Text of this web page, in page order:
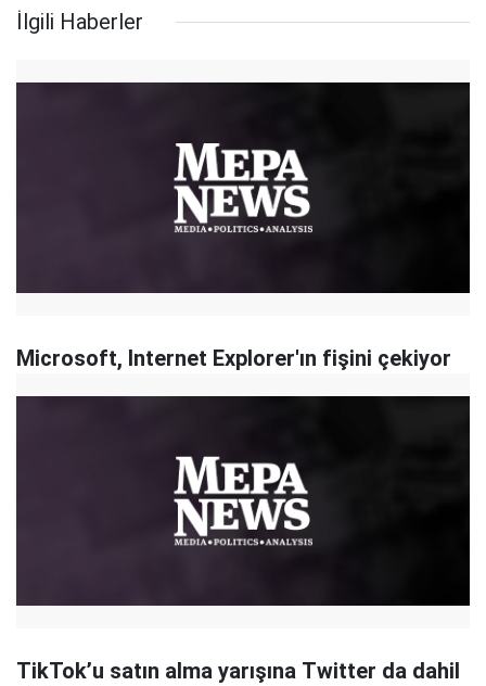
İlgili Haberler
Microsoft, Internet Explorer'ın fişini çekiyor
TikTok’u satın alma yarışına Twitter da dahil